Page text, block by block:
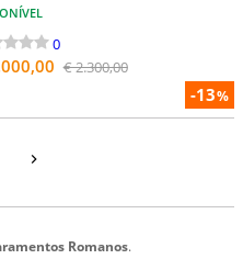
-13%
0
€ 2.300,00
Romanos.